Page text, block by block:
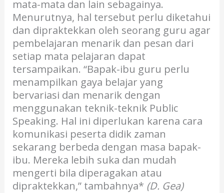
mata-mata dan lain sebagainya.
Menurutnya, hal tersebut perlu diketahui
dan dipraktekkan oleh seorang guru agar
pembelajaran menarik dan pesan dari
setiap mata pelajaran dapat
tersampaikan. “Bapak-ibu guru perlu
menampilkan gaya belajar yang
bervariasi dan menarik dengan
menggunakan teknik-teknik Public
Speaking. Hal ini diperlukan karena cara
komunikasi peserta didik zaman
sekarang berbeda dengan masa bapak-
ibu. Mereka lebih suka dan mudah
mengerti bila diperagakan atau
dipraktekkan,” tambahnya* (D. Gea)